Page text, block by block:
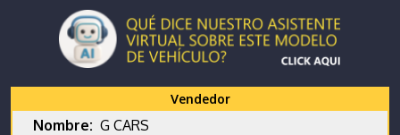
Vendedor
Nombre: G CARS